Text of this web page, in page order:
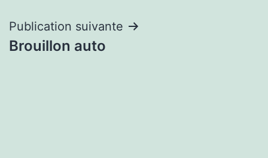
Publication suivante
Brouillon auto